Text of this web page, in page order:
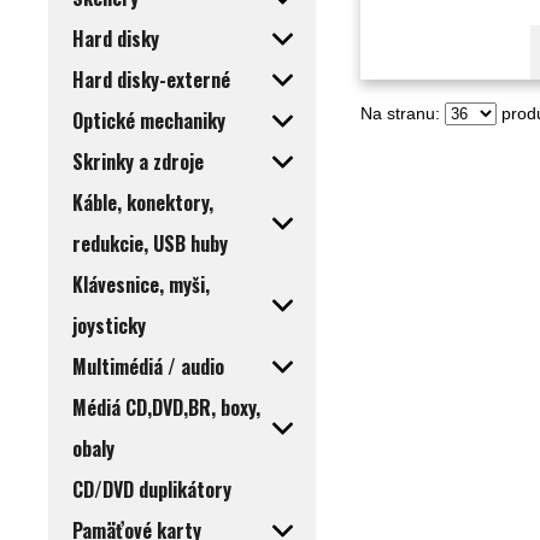
Hard disky
Hard disky-externé
Optické mechaniky
Skrinky a zdroje
Káble, konektory,
redukcie, USB huby
Klávesnice, myši,
joysticky
Multimédiá / audio
Médiá CD,DVD,BR, boxy,
obaly
CD/DVD duplikátory
Pamäťové karty
Na stranu: